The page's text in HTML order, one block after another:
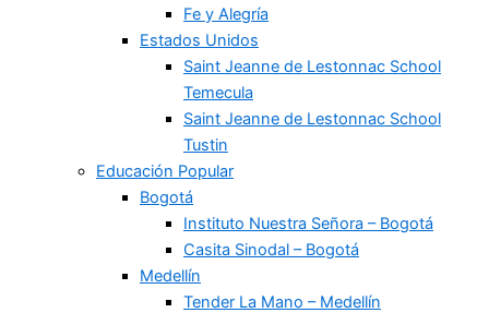
Fe y Alegría
Estados Unidos
Saint Jeanne de Lestonnac School
Temecula
Saint Jeanne de Lestonnac School
Tustin
Educación Popular
Bogotá
Instituto Nuestra Señora – Bogotá
Casita Sinodal – Bogotá
Medellín
Tender La Mano – Medellín